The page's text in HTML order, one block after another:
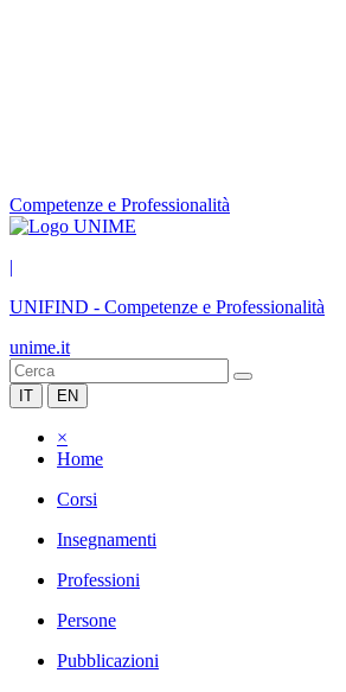
Competenze e Professionalità
|
UNIFIND - Competenze e Professionalità
unime.it
IT EN
×
Home
Corsi
Insegnamenti
Professioni
Persone
Pubblicazioni